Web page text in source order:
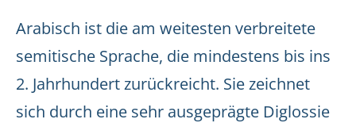
Arabisch ist die am weitesten verbreitete
semitische Sprache, die mindestens bis ins
2. Jahrhundert zurückreicht. Sie zeichnet
sich durch eine sehr ausgeprägte Diglossie